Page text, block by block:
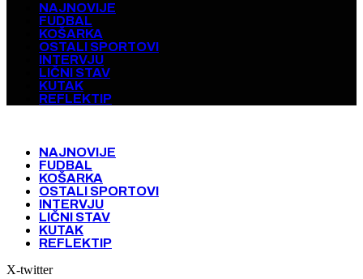
NAJNOVIJE
FUDBAL
KOŠARKA
OSTALI SPORTOVI
INTERVJU
LIČNI STAV
KUTAK
REFLEKTIP
NAJNOVIJE
FUDBAL
KOŠARKA
OSTALI SPORTOVI
INTERVJU
LIČNI STAV
KUTAK
REFLEKTIP
X-twitter